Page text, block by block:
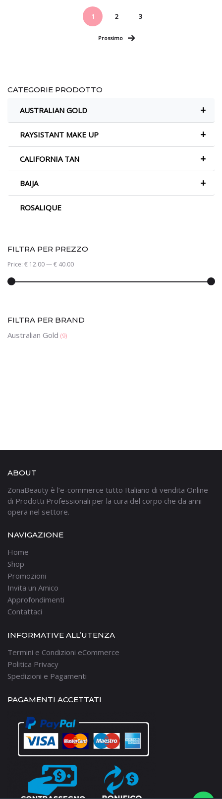
1 2 3
Prossimo
CATEGORIE PRODOTTO
+
AUSTRALIAN GOLD
+
RAYSISTANT MAKE UP
+
CALIFORNIA TAN
+
BAIJA
ROSALIQUE
FILTRA PER PREZZO
Price: € 12.00—€ 40.00
FILTRA PER BRAND
Australian Gold (9)
ABOUT
ZonaBeauty è l’e-commerce tutto Italiano di vendita Online
di Prodotti Professionali per la cura del corpo che da anni
opera nel settore.
NAVIGAZIONE
Home
Shop
Promozioni
Invita un Amico
Approfondimenti
Contattaci
INFORMATIVE ALL’UTENZA
Termini e Condizioni eCommerce
Politica Privacy
Spedizioni e Pagamenti
PAGAMENTI ACCETTATI